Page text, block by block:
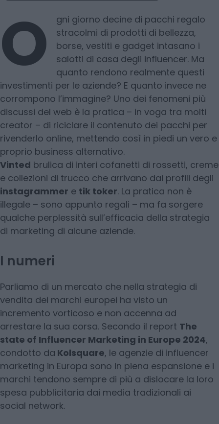
O
gni giorno decine di pacchi regalo
stracolmi di prodotti di bellezza,
borse, vestiti e gadget intasano i
salotti di casa degli influencer. Ma
quanto rendono realmente questi
investimenti per le aziende? E quanto invece ne
corrompono l’immagine? Uno dei fenomeni più
discussi del web è la pratica – in voga tra molti
creator – di riciclare il contenuto dei pacchi per
rivenderlo online, mettendo così in piedi un vero e
proprio business alternativo.
Vinted brulica di interi cofanetti di rossetti, creme
e collezioni di trucco che arrivano dai profili degli
instagrammer e tik toker. La pratica non è
illegale – sono appunto regali – ma fa sorgere
qualche perplessità sull’efficacia della strategia
di marketing di alcune aziende.
I numeri
Parliamo di un mercato che nella strategia di
vendita dei marchi europei ha visto un
incremento vorticoso e non accenna ad
arrestare la sua corsa. Secondo il report The
state of Influencer Marketing in Europe 2024,
condotto da Kolsquare, le agenzie di influencer
marketing in Europa sono in piena espansione e i
marchi tendono sempre di più a dislocare la loro
spesa pubblicitaria dai media tradizionali ai
social network.